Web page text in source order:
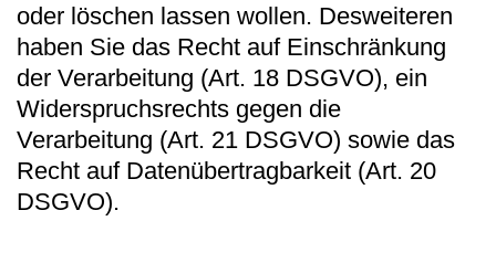
oder löschen lassen wollen. Desweiteren
haben Sie das Recht auf Einschränkung
der Verarbeitung (Art. 18 DSGVO), ein
Widerspruchsrechts gegen die
Verarbeitung (Art. 21 DSGVO) sowie das
Recht auf Datenübertragbarkeit (Art. 20
DSGVO).